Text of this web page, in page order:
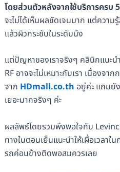
โดยส่วนตัวหลังจากใช้บริการครบ
จะไม่ได้เห็นผลชัดเจนมาก แต่ควา
แล้วผิวกระชับในระดับนึง
แต่ปัญหาของเราจริงๆ คลินิกแนะน
RF อาจจะไม่เหมาะกับเรา เนื่องจ
จาก HDmall.co.th อยู่ค่ะ แถมยั
เยอะมากจริงๆ ค่ะ
ผลลัพธ์โดยรวมพึงพอใจกับ
ทางในตอนเย็นแนะนำให้เผื่อเวลาใ
รถค่อนข้างติดพอสมควรเลย